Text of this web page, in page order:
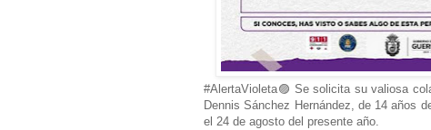
#AlertaVioleta🟣 Se solicita su valiosa
Dennis Sánchez Hernández, de 14 años
el 24 de agosto del presente año.